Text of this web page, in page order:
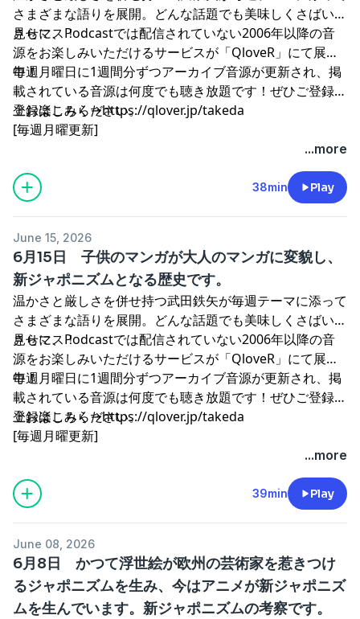
さまざまな語りを展開。どんな話題でも美味しくさばいて
見せマス！
さらに、Podcastでは配信されていない2006年以降の音
源をお楽しみいただけるサービスが「QloveR」にて展開
中！
毎週月曜日に1週間分ずつアーカイブ音源が更新され、掲
載されている音源は何度でも聴き放題です！ぜひご登録の
上お楽しみください。
登録はこちら→⁠⁠⁠⁠⁠⁠⁠⁠⁠⁠⁠⁠⁠⁠⁠⁠⁠⁠⁠⁠⁠⁠⁠⁠⁠https://qlover.jp/takeda⁠⁠⁠⁠⁠⁠⁠⁠⁠⁠⁠⁠⁠⁠⁠⁠⁠⁠⁠⁠⁠⁠⁠⁠⁠
[毎週月曜更新]
...more
38min Play
June 15, 2026
6月15日 子供のマンガが大人のマンガに変貌し、
新ジャポニズムとなる歴史です。
温かさと厳しさを併せ持つ武田鉄矢が毎週テーマに添って
さまざまな語りを展開。どんな話題でも美味しくさばいて
見せマス！
さらに、Podcastでは配信されていない2006年以降の音
源をお楽しみいただけるサービスが「QloveR」にて展開
中！
毎週月曜日に1週間分ずつアーカイブ音源が更新され、掲
載されている音源は何度でも聴き放題です！ぜひご登録の
上お楽しみください。
登録はこちら→⁠⁠⁠⁠⁠⁠⁠⁠⁠⁠⁠⁠⁠⁠⁠⁠⁠⁠⁠⁠⁠⁠⁠⁠https://qlover.jp/takeda⁠⁠⁠⁠⁠⁠⁠⁠⁠⁠⁠⁠⁠⁠⁠⁠⁠⁠⁠⁠⁠⁠⁠⁠
[毎週月曜更新]
...more
39min Play
June 08, 2026
6月8日 かつて浮世絵が欧州の芸術家を惹きつけ
るジャポニズムを生み、今はアニメが新ジャポニズ
ムを生んでいます。新ジャポニズムの考察です。